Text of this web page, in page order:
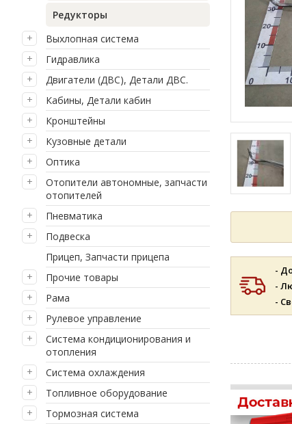
Редукторы
Выхлопная система
Гидравлика
Двигатели (ДВС), Детали ДВС.
Кабины, Детали кабин
Кронштейны
Кузовные детали
Оптика
Отопители автономные, запчасти
отопителей
Пневматика
Подвеска
Прицеп, Запчасти прицепа
Прочие товары
Рама
Рулевое управление
Система кондиционирования и
отопления
Система охлаждения
Топливное оборудование
Тормозная система
-
-
-